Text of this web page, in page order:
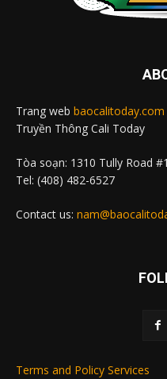
Trang web baocalitoday.com
Truyền Thông Cali Today
Tòa soạn: 1310 Tully Road
Tel: (408) 482-6527
Contact us:
Terms and Policy Services